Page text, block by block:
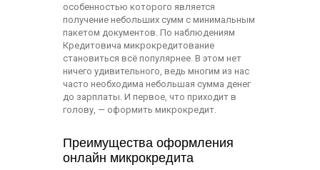
особенностью которого является
получение небольших сумм с минимальным
пакетом документов. По наблюдениям
Кредитовича микрокредитование
становиться всё популярнее. В этом нет
ничего удивительного, ведь многим из нас
часто необходима небольшая сумма денег
до зарплаты. И первое, что приходит в
голову, — оформить микрокредит.
Преимущества оформления
онлайн микрокредита